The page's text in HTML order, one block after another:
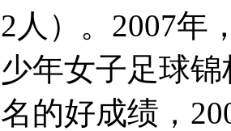
2人）。2007
年女子足球
的好成绩，